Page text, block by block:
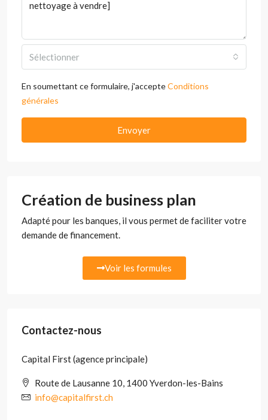
Sélectionner
En soumettant ce formulaire, j'accepteConditions
générales
Envoyer
Création de business plan
Adapté pour les banques, il vous permet de faciliter votre
demande de financement.
Voir les formules
Contactez-nous
Capital First (agence principale)
Route de Lausanne 10, 1400 Yverdon-les-Bains
info@capitalfirst.ch